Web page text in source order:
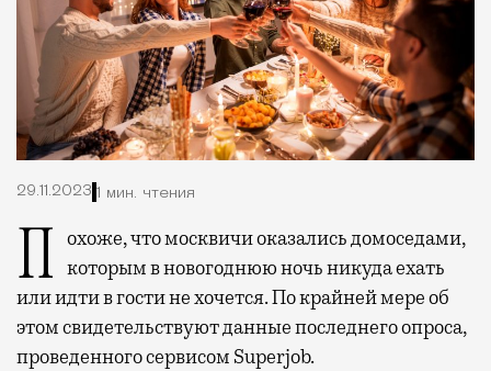
29.11.2023 1 мин. чтения
Похоже, что москвичи оказались домоседами, которым в новогоднюю ночь никуда ехать
или идти в гости не хочется. По крайней мере об
этом свидетельствуют данные последнего опроса,
проведенного сервисом Superjob.